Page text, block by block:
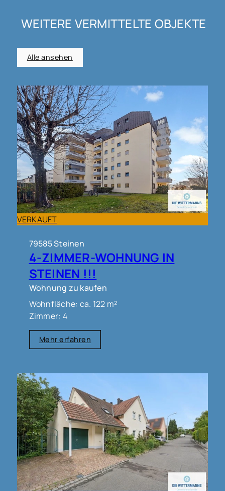
WEITERE VERMITTELTE OBJEKTE
Alle ansehen
VERKAUFT
79585 Steinen
4-ZIMMER-WOHNUNG IN
STEINEN !!!
Wohnung zu kaufen
Wohnfläche: ca. 122 m²
Zimmer: 4
Mehr erfahren